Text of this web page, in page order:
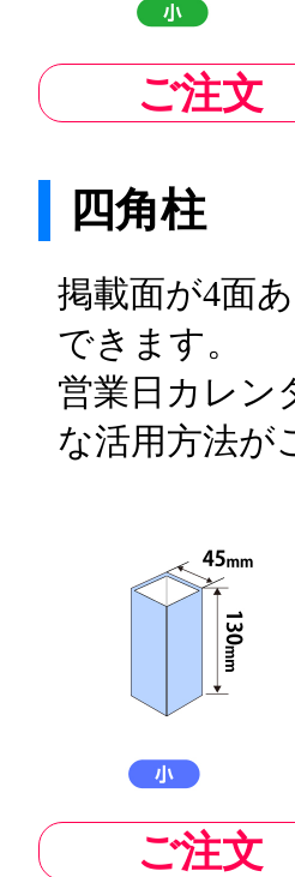
ご注文
四角柱
掲載面が4面
できます。
営業日カレン
な活用方法が
ご注文